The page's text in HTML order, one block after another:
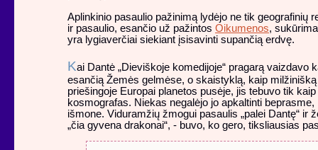
Aplinkinio pasaulio pažinimą lydėjo ne tik geografinių
ir pasaulio, esančio už pažintos Oikumenos,
yra lygiaverčiai siekiant įsisavinti supančią erdvę.
Kai Dantė „Dieviškoje komedijoje“ pragarą vaizdavo
esančią Žemės gelmėse, o skaistyklą, kaip
priešingoje Europai planetos pusėje, jis tebuvo tik
kosmografas. Niekas negalėjo jo apkaltinti
išmone. Viduramžių žmogui pasaulis „palei Dantę“ ir
„čia gyvena drakonai“, - buvo, ko gero, tiksliausias